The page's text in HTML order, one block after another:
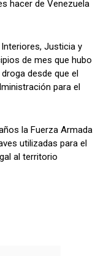
hacer de Venezuela
Justicia y
de mes que hubo
desde que el
para el
la Fuerza Armada
utilizadas para el
al territorio